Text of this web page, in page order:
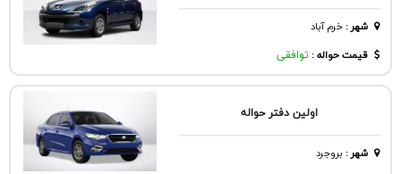
شهر:خرم آباد
قیمت حواله : توافقی
اولین دفتر حواله
شهر: بروجرد